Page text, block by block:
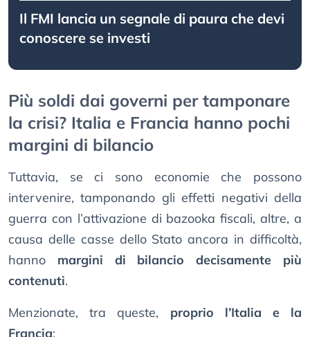
Il FMI lancia un segnale di paura che devi
conoscere se investi
Più soldi dai governi per tamponare
la crisi? Italia e Francia hanno pochi
margini di bilancio
Tuttavia, se ci sono economie che possono
intervenire, tamponando gli effetti negativi della
guerra con l’attivazione di bazooka fiscali, altre, a
causa delle casse dello Stato ancora in difficoltà,
hanno margini di bilancio decisamente più
contenuti.
Menzionate, tra queste, proprio l’Italia e la
Francia: